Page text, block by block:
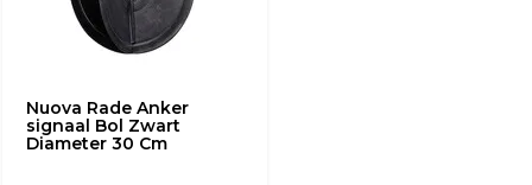
Nuova Rade Anker
signaal Bol Zwart
Diameter 30 Cm